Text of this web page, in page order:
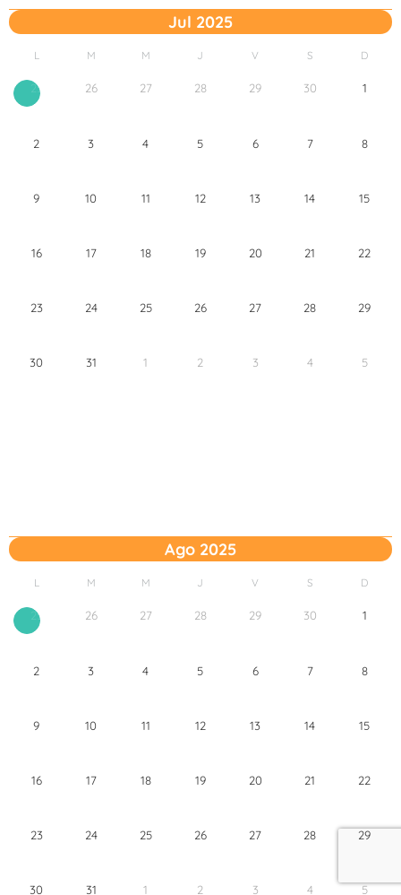
Jul 2025
L M M J V S D
25 26 27 28 29 30 1
2 3 4 5 6 7 8
9 10 11 12 13 14 15
16 17 18 19 20 21 22
23 24 25 26 27 28 29
30 31 1 2 3 4 5
Ago 2025
L M M J V S D
25 26 27 28 29 30 1
2 3 4 5 6 7 8
9 10 11 12 13 14 15
16 17 18 19 20 21 22
23 24 25 26 27 28 29
30 31 1 2 3 4 5